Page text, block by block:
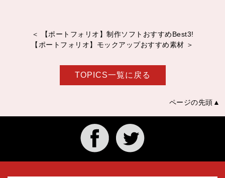
＜ 【ポートフォリオ】制作ソフトおすすめBest3!
【ポートフォリオ】モックアップおすすめ素材 ＞
TOPICS一覧に戻る
ページの先頭▲